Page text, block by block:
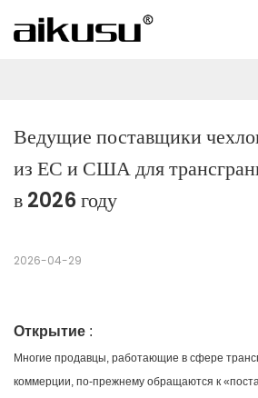
Ведущие поставщики
из ЕС и США для
в 2026 году
2026-04-29
Открытие :
Многие продавцы, работающие в сфере
коммерции, по-прежнему обращаются к